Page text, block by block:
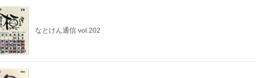
なとけん通信 vol.202